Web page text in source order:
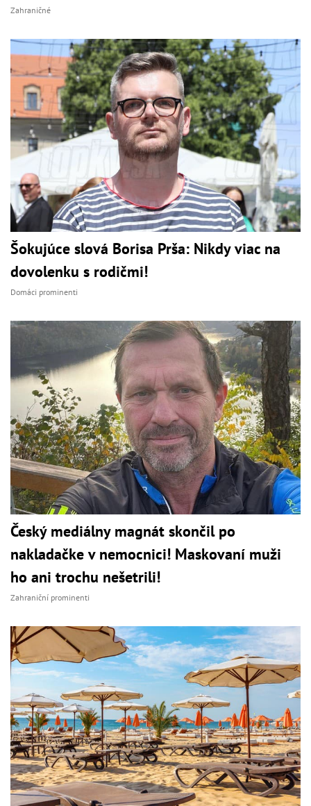
Zahraničné
Šokujúce slová Borisa Prša: Nikdy viac na
dovolenku s rodičmi!
Domáci prominenti
Český mediálny magnát skončil po
nakladačke v nemocnici! Maskovaní muži
ho ani trochu nešetrili!
Zahraniční prominenti